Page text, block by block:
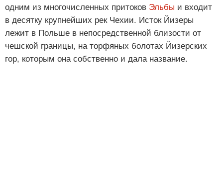
одним из многочисленных притоков Эльбы и входит
в десятку крупнейших рек Чехии. Исток Йизеры
лежит в Польше в непосредственной близости от
чешской границы, на торфяных болотах Йизерских
гор, которым она собственно и дала название.